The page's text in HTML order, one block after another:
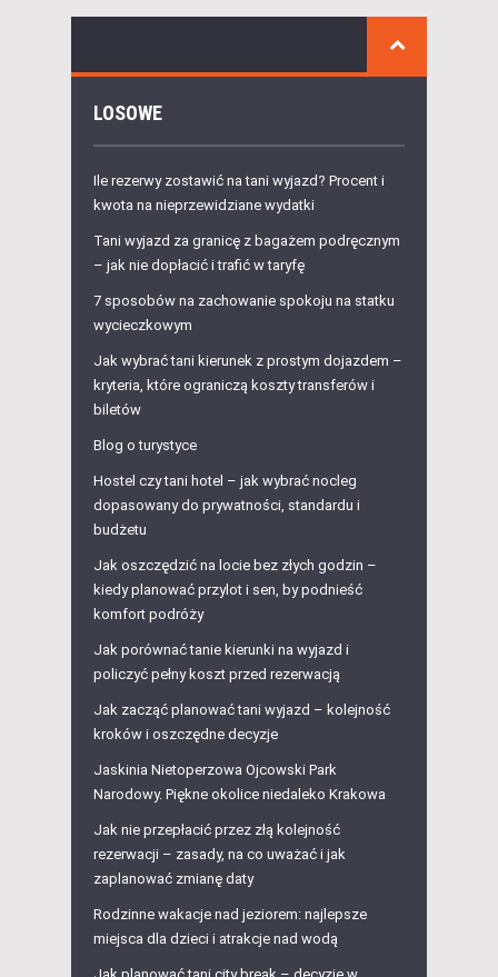
LOSOWE
Ile rezerwy zostawić na tani wyjazd? Procent i
kwota na nieprzewidziane wydatki
Tani wyjazd za granicę z bagażem podręcznym
– jak nie dopłacić i trafić w taryfę
7 sposobów na zachowanie spokoju na statku
wycieczkowym
Jak wybrać tani kierunek z prostym dojazdem –
kryteria, które ograniczą koszty transferów i
biletów
Blog o turystyce
Hostel czy tani hotel – jak wybrać nocleg
dopasowany do prywatności, standardu i
budżetu
Jak oszczędzić na locie bez złych godzin –
kiedy planować przylot i sen, by podnieść
komfort podróży
Jak porównać tanie kierunki na wyjazd i
policzyć pełny koszt przed rezerwacją
Jak zacząć planować tani wyjazd – kolejność
kroków i oszczędne decyzje
Jaskinia Nietoperzowa Ojcowski Park
Narodowy. Piękne okolice niedaleko Krakowa
Jak nie przepłacić przez złą kolejność
rezerwacji – zasady, na co uważać i jak
zaplanować zmianę daty
Rodzinne wakacje nad jeziorem: najlepsze
miejsca dla dzieci i atrakcje nad wodą